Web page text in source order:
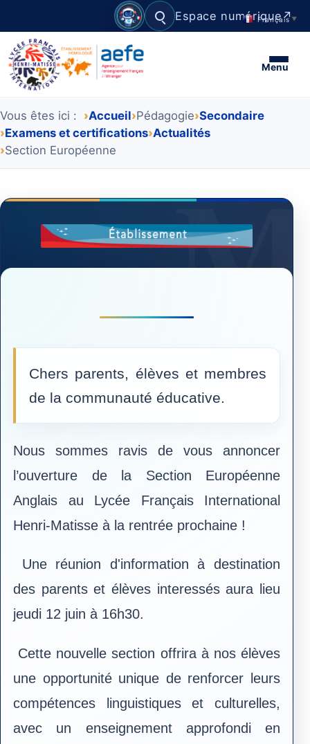
Français ▼
Rechercher
Espace numérique↗
Menu
Vous êtes ici : Accueil Pédagogie Secondaire
Examens et certifications Actualités
Section Européenne
Chers parents, élèves et membres
de la communauté éducative.
Nous sommes ravis de vous annoncer
l’ouverture de la Section Européenne
Anglais au Lycée Français International
Henri-Matisse à la rentrée prochaine !
Une réunion d'information à destination
des parents et élèves interessés aura lieu
jeudi 12 juin à 16h30.
Cette nouvelle section offrira à nos élèves
une opportunité unique de renforcer leurs
compétences linguistiques et culturelles,
avec un enseignement approfondi en